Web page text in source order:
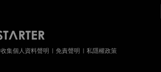
收集個人資料聲明 免責聲明 私隱權政策